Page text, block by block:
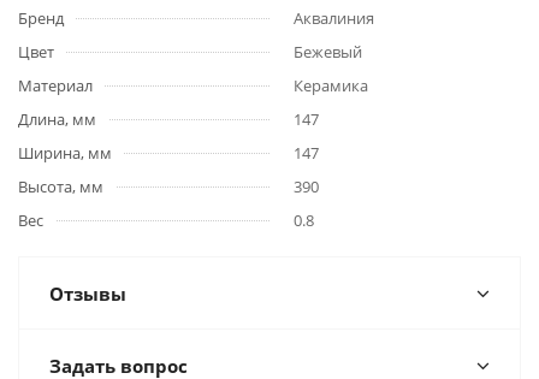
Бренд
Аквалиния
Цвет
Бежевый
Материал
Керамика
Длина, мм
147
Ширина, мм
147
Высота, мм
390
Вес
0.8
Отзывы
Задать вопрос